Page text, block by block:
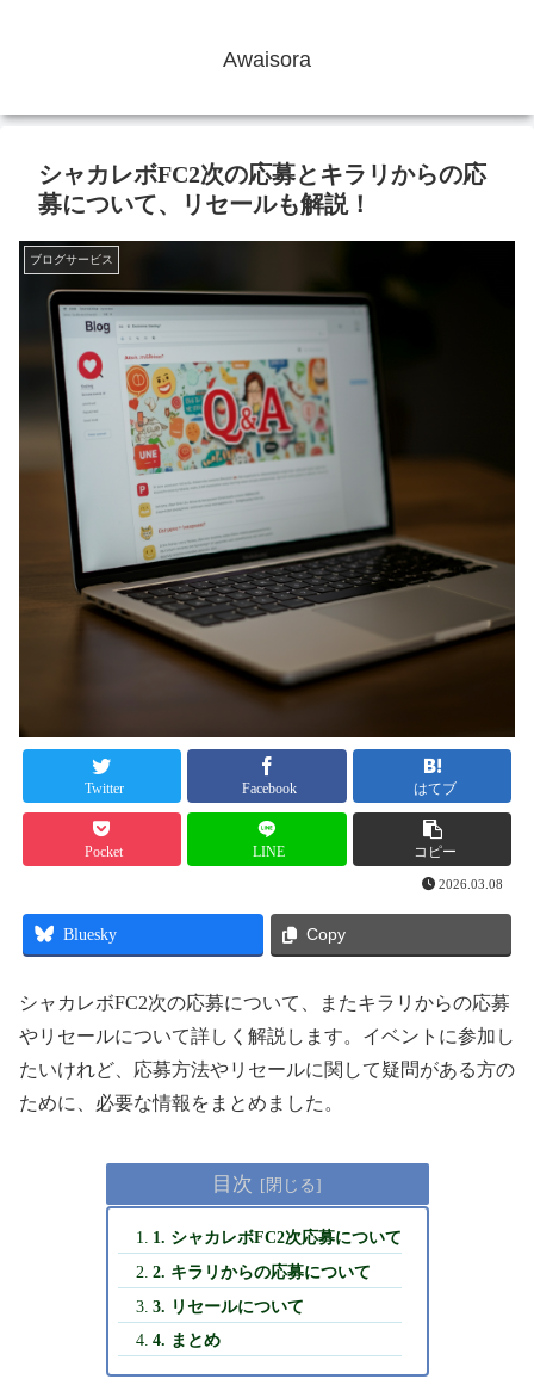
Awaisora
シャカレボFC2次の応募とキラリからの応
募について、リセールも解説！
ブログサービス
Twitter Facebook はてブ
Pocket LINE コピー
2026.03.08
Bluesky Copy
シャカレボFC2次の応募について、またキラリからの応募
やリセールについて詳しく解説します。イベントに参加し
たいけれど、応募方法やリセールに関して疑問がある方の
ために、必要な情報をまとめました。
目次
1. シャカレボFC2次応募について
2. キラリからの応募について
3. リセールについて
4. まとめ